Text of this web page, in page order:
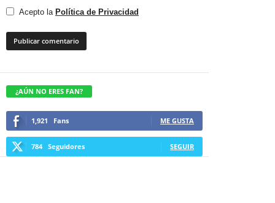
Acepto la Política de Privacidad
¿AÚN NO ERES FAN?
1,921 Fans ME GUSTA
784 Seguidores SEGUIR